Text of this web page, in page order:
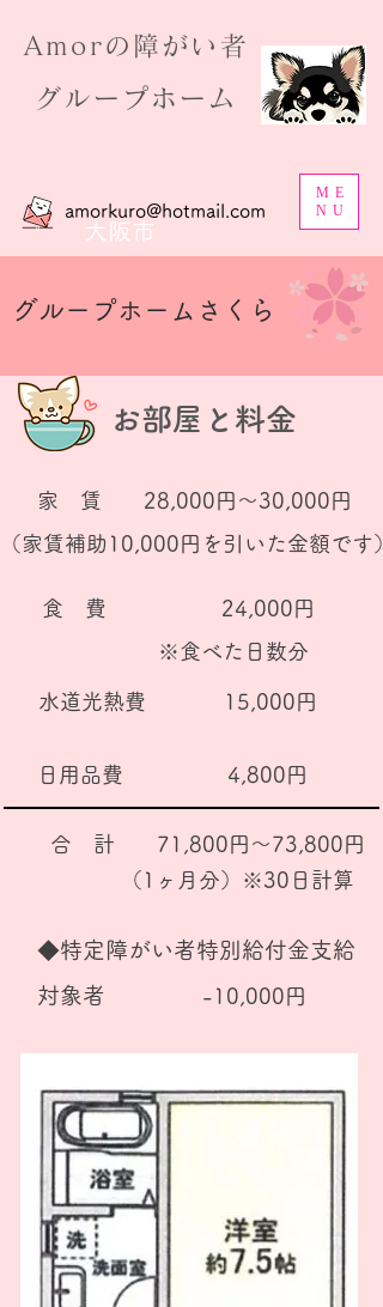
ME
NU
amorkuro@hotmail.com
​Amorの障がい者
グループホーム
大阪市
​グループホームさくら
​お部屋と料金
家 賃
28,000円～30,000円
（家賃補助10,000円を引いた金額です
食 費
24,000円
※食べた日数分
水道光熱費 15,000円
日用品費 4,800円
合 計
​71,800円～73,800円
（1ヶ月分）※30日計算
◆特定障がい者特別給付金支給
対象者
​-10,000円